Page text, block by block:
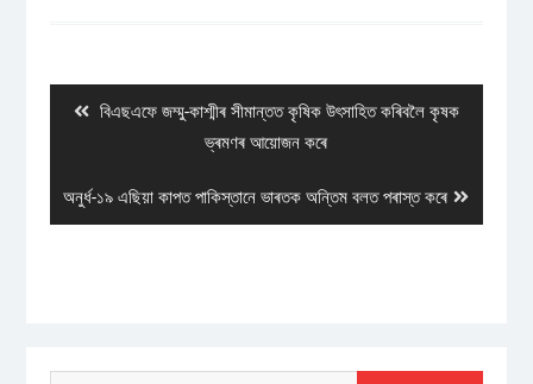
Previous
বিএছএফে জম্মু-কাশ্মীৰ সীমান্তত কৃষিক উৎসাহিত কৰিবলৈ কৃষক
ভ্ৰমণৰ আয়োজন কৰে
Next
post:
অনুৰ্ধ-১৯ এছিয়া কাপত পাকিস্তানে ভাৰতক অন্তিম বলত পৰাস্ত কৰে